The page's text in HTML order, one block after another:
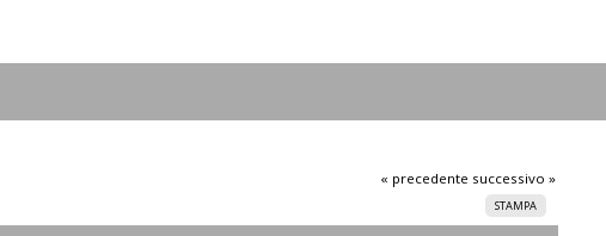
« precedente successivo »
STAMPA